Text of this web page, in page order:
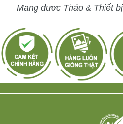
Mang dược Thảo & Thiết